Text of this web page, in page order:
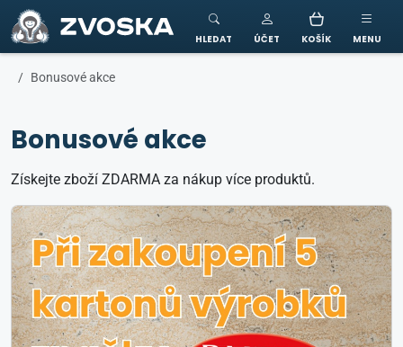
ZVOSKA
HLEDAT ÚČET KOŠÍK MENU
Bonusové akce
Bonusové akce
Získejte zboží ZDARMA za nákup více produktů.